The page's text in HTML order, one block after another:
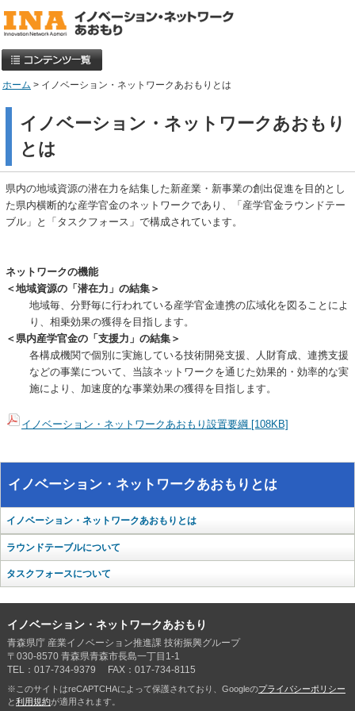
ホーム > イノベーション・ネットワークあおもりとは
イノベーション・ネットワークあおもり
とは
県内の地域資源の潜在力を結集した新産業・新事業の創出促進を目的とし
た県内横断的な産学官金のネットワークであり、「産学官金ラウンドテー
ブル」と「タスクフォース」で構成されています。
ネットワークの機能
＜地域資源の「潜在力」の結集＞
地域毎、分野毎に行われている産学官金連携の広域化を図ることによ
り、相乗効果の獲得を目指します。
＜県内産学官金の「支援力」の結集＞
各構成機関で個別に実施している技術開発支援、人財育成、連携支援
などの事業について、当該ネットワークを通じた効果的・効率的な実
施により、加速度的な事業効果の獲得を目指します。
イノベーション・ネットワークあおもり設置要綱 [108KB]
イノベーション・ネットワークあおもりとは
イノベーション・ネットワークあおもりとは
ラウンドテーブルについて
タスクフォースについて
イノベーション・ネットワークあおもり
青森県庁 産業イノベーション推進課 技術振興グループ
〒030-8570 青森県青森市長島一丁目1-1
TEL：017-734-9379 FAX：017-734-8115
※このサイトはreCAPTCHAによって保護されており、Googleのプライバシーポリシー
と利用規約が適用されます。